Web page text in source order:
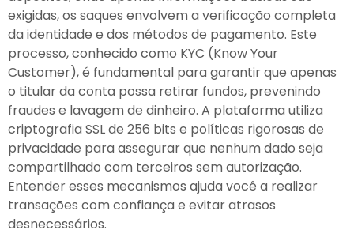
exigidas, os saques envolvem a verificação completa
da identidade e dos métodos de pagamento. Este
processo, conhecido como KYC (Know Your
Customer), é fundamental para garantir que apenas
o titular da conta possa retirar fundos, prevenindo
fraudes e lavagem de dinheiro. A plataforma utiliza
criptografia SSL de 256 bits e políticas rigorosas de
privacidade para assegurar que nenhum dado seja
compartilhado com terceiros sem autorização.
Entender esses mecanismos ajuda você a realizar
transações com confiança e evitar atrasos
desnecessários.